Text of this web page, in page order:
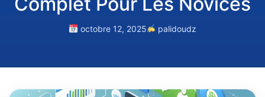
octobre 12, 2025 palidoudz